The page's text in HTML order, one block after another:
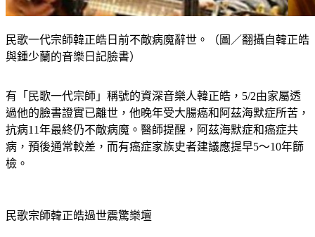
民歌一代宗師韓正皓日前不敵病魔辭世。（圖／翻攝自韓正皓
與鍾少蘭的音樂日記臉書）
有「民歌一代宗師」稱號的資深音樂人韓正皓，5/2由家屬透
過他的臉書證實已離世，他晚年受大腸癌和阿茲海默症所苦，
抗病11年最終仍不敵病魔。醫師提醒，阿茲海默症和癌症共
病，預後通常較差，而有癌症家族史者建議應提早5～10年篩
檢。
民歌宗師韓正皓過世震驚樂壇